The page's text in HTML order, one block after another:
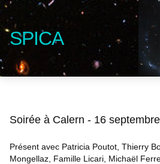
SPICA
Soirée à Calern - 16
Présent avec Patricia Poutot, Thierry
Mongellaz, Famille Licari, Michaël